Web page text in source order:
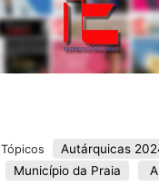
Tópicos Autárquicas
Município da Praia